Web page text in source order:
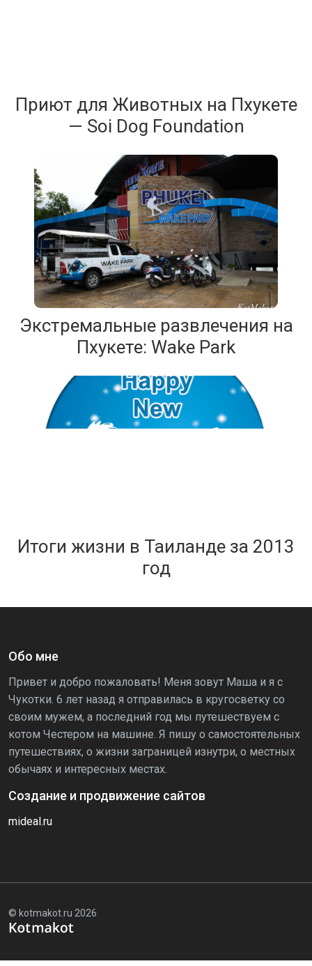
Приют для Животных на Пхукете
— Soi Dog Foundation
Экстремальные развлечения на
Пхукете: Wake Park
Итоги жизни в Таиланде за 2013
год
Обо мне
Привет и добро пожаловать! Меня зовут Маша и я с
Чукотки. 6 лет назад я отправилась в кругосветку со
своим мужем, а последний год мы путешествуем с
котом Честером на машине. Я пишу о самостоятельных
путешествиях, о жизни заграницей изнутри, о местных
обычаях и интересных местах.
Создание и продвижение сайтов
mideal.ru
© kotmakot.ru 2026